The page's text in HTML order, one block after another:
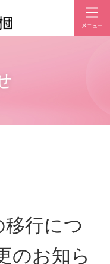
行につ
のお知ら